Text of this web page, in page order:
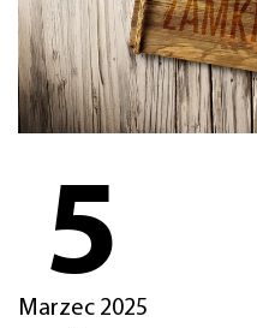
5
Marzec 2025